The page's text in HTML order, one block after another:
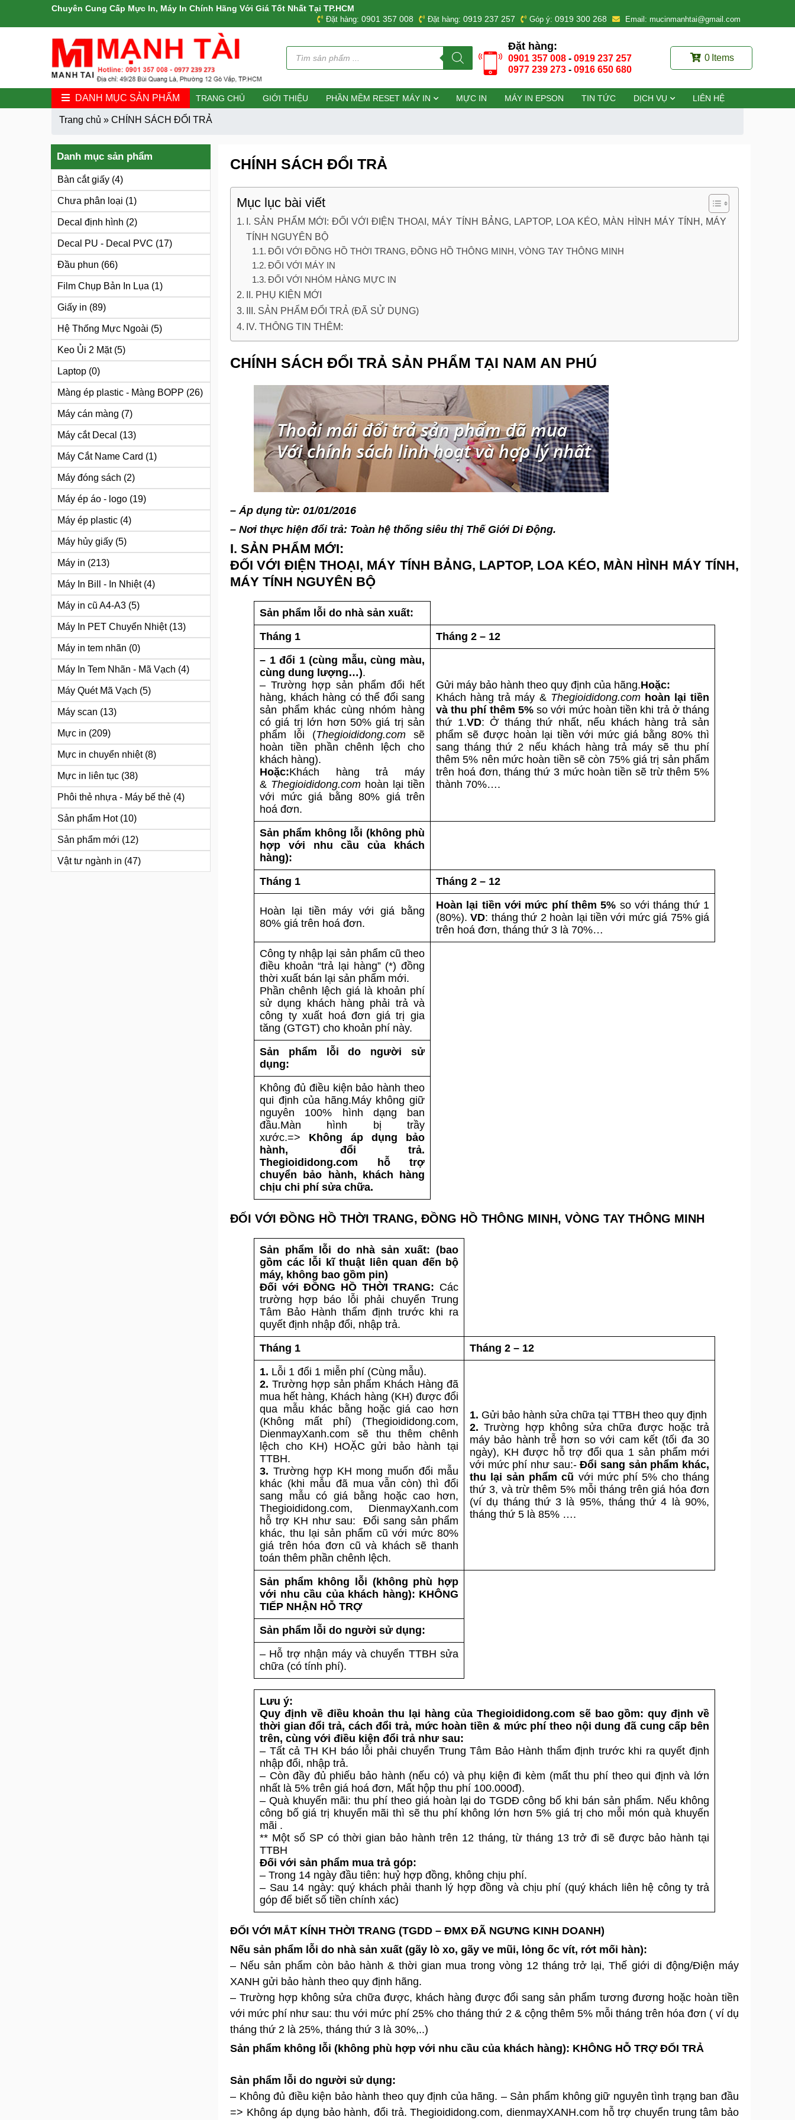
Chuyên Cung Cấp Mực In, Máy In Chính Hãng Với Giá Tốt Nhất Tại TP.HCM
Đặt hàng: 0901 357 008 Đặt hàng: 0919 237 257 Góp ý: 0919 300 268 Email: mucinmanhtai@gmail.com
Tìm
kiếm
sản
Đặt hàng:
0901 357 008- 0919 237 257
0977 239 273- 0916 650 680
0 Items
DANH MỤC SẢN PHẨM TRANG CHỦ GIỚI THIỆU PHẦN MỀM RESET MÁY IN MỰC IN MÁY IN EPSON TIN TỨC DỊCH VỤ LIÊN HỆ
Trang chủ » CHÍNH SÁCH ĐỔI TRẢ
Danh mục sản phẩm
Bàn cắt giấy (4)
Chưa phân loại (1)
Decal định hình (2)
Decal PU - Decal PVC (17)
Đầu phun (66)
Film Chụp Bản In Lụa (1)
Giấy in (89)
Hệ Thống Mực Ngoài (5)
Keo Ủi 2 Mặt (5)
Laptop (0)
Màng ép plastic - Màng BOPP (26)
Máy cán màng (7)
Máy cắt Decal (13)
Máy Cắt Name Card (1)
Máy đóng sách (2)
Máy ép áo - logo (19)
Máy ép plastic (4)
Máy hủy giấy (5)
Máy in (213)
Máy In Bill - In Nhiệt (4)
Máy in cũ A4-A3 (5)
Máy In PET Chuyển Nhiệt (13)
Máy in tem nhãn (0)
Máy In Tem Nhãn - Mã Vạch (4)
Máy Quét Mã Vạch (5)
Máy scan (13)
Mực in (209)
Mực in chuyển nhiệt (8)
Mực in liên tục (38)
Phôi thẻ nhựa - Máy bế thẻ (4)
Sản phẩm Hot (10)
Sản phẩm mới (12)
Vật tư ngành in (47)
CHÍNH SÁCH ĐỔI TRẢ
Mục lục bài viết
I. SẢN PHẨM MỚI: ĐỐI VỚI ĐIỆN THOẠI, MÁY TÍNH BẢNG, LAPTOP, LOA KÉO, MÀN HÌNH MÁY TÍNH, MÁY
TÍNH NGUYÊN BỘ
ĐỐI VỚI ĐỒNG HỒ THỜI TRANG, ĐỒNG HỒ THÔNG MINH, VÒNG TAY THÔNG MINH
ĐỐI VỚI MÁY IN
ĐỐI VỚI NHÓM HÀNG MỰC IN
II. PHỤ KIỆN MỚI
III. SẢN PHẨM ĐỔI TRẢ (ĐÃ SỬ DỤNG)
IV. THÔNG TIN THÊM:
CHÍNH SÁCH ĐỔI TRẢ SẢN PHẨM TẠI NAM AN PHÚ
– Áp dụng từ: 01/01/2016
– Nơi thực hiện đổi trả: Toàn hệ thống siêu thị Thế Giới Di Động.
I. SẢN PHẨM MỚI:
ĐỐI VỚI ĐIỆN THOẠI, MÁY TÍNH BẢNG, LAPTOP, LOA KÉO, MÀN HÌNH MÁY TÍNH,
MÁY TÍNH NGUYÊN BỘ
Sản phẩm lỗi do nhà sản xuất:
Tháng 1
Tháng 2 – 12
– 1 đổi 1 (cùng mẫu, cùng màu,
cùng dung lượng…).
– Trường hợp sản phẩm đổi hết
hàng, khách hàng có thể đổi sang
sản phẩm khác cùng nhóm hàng
có giá trị lớn hơn 50% giá trị sản
phẩm lỗi (Thegioididong.com sẽ
hoàn tiền phần chênh lệch cho
khách hàng).
Hoặc:Khách hàng trả máy
& Thegioididong.com hoàn lại tiền
với mức giá bằng 80% giá trên
hoá đơn.
Gửi máy bảo hành theo quy định của hãng.Hoặc:
Khách hàng trả máy &Thegioididong.com hoàn lại tiền
và thu phí thêm 5%so với mức hoàn tiền khi trả ở tháng
thứ 1.VD: Ở tháng thứ nhất, nếu khách hàng trả sản
phẩm sẽ được hoàn lại tiền với mức giá bằng 80% thì
sang tháng thứ 2 nếu khách hàng trả máy sẽ thu phí
thêm 5% nên mức hoàn tiền sẽ còn 75% giá trị sản phẩm
trên hoá đơn, tháng thứ 3 mức hoàn tiền sẽ trừ thêm 5%
thành 70%….
Sản phẩm không lỗi (không phù
hợp với nhu cầu của khách
hàng):
Tháng 1
Tháng 2 – 12
Hoàn lại tiền máy với giá bằng
80% giá trên hoá đơn.
Hoàn lại tiền với mức phí thêm 5% so với tháng thứ 1
(80%).VD: tháng thứ 2 hoàn lại tiền với mức giá 75% giá
trên hoá đơn, tháng thứ 3 là 70%…
Công ty nhập lại sản phẩm cũ theo
điều khoản “trả lại hàng” (*) đồng
thời xuất bán lại sản phẩm mới.
Phần chênh lệch giá là khoản phí
sử dụng khách hàng phải trả và
công ty xuất hoá đơn giá trị gia
tăng (GTGT) cho khoản phí này.
Sản phẩm lỗi do người sử
dụng:
Không đủ điều kiện bảo hành theo
qui định của hãng.Máy không giữ
nguyên 100% hình dạng ban
đầu.Màn hình bị trầy
xước.=> Không áp dụng bảo
hành, đổi trả.
Thegioididong.com hỗ trợ
chuyển bảo hành, khách hàng
chịu chi phí sửa chữa.
ĐỐI VỚI ĐỒNG HỒ THỜI TRANG, ĐỒNG HỒ THÔNG MINH, VÒNG TAY THÔNG MINH
Sản phẩm lỗi do nhà sản xuất: (bao
gồm các lỗi kĩ thuật liên quan đến bộ
máy, không bao gồm pin)
Đối với ĐỒNG HỒ THỜI TRANG: Các
trường hợp báo lỗi phải chuyển Trung
Tâm Bảo Hành thẩm định trước khi ra
quyết định nhập đổi, nhập trả.
Tháng 1
Tháng 2 – 12
1. Lỗi 1 đổi 1 miễn phí (Cùng mẫu).
2. Trường hợp sản phẩm Khách Hàng đã
mua hết hàng, Khách hàng (KH) được đổi
qua mẫu khác bằng hoặc giá cao hơn
(Không mất phí) (Thegioididong.com,
DienmayXanh.com sẽ thu thêm chênh
lệch cho KH) HOẶC gửi bảo hành tại
TTBH.
3. Trường hợp KH mong muốn đổi mẫu
khác (khi mẫu đã mua vẫn còn) thì đổi
sang mẫu có giá bằng hoặc cao hơn,
Thegioididong.com, DienmayXanh.com
hỗ trợ KH như sau: Đổi sang sản phẩm
khác, thu lại sản phẩm cũ với mức 80%
giá trên hóa đơn cũ và khách sẽ thanh
toán thêm phần chênh lệch.
1. Gửi bảo hành sửa chữa tại TTBH theo quy định
2. Trường hợp không sửa chữa được hoặc trả
máy bảo hành trễ hơn so với cam kết (tối đa 30
ngày), KH được hỗ trợ đổi qua 1 sản phẩm mới
với mức phí như sau:-Đổi sang sản phẩm khác,
thu lại sản phẩm cũ với mức phí 5% cho tháng
thứ 3, và trừ thêm 5% mỗi tháng trên giá hóa đơn
(ví dụ tháng thứ 3 là 95%, tháng thứ 4 là 90%,
tháng thứ 5 là 85% ….
Sản phẩm không lỗi (không phù hợp
với nhu cầu của khách hàng): KHÔNG
TIẾP NHẬN HỖ TRỢ
Sản phẩm lỗi do người sử dụng:
– Hỗ trợ nhận máy và chuyển TTBH sửa
chữa (có tính phí).
Lưu ý:
Quy định về điều khoản thu lại hàng của Thegioididong.com sẽ bao gồm: quy định về
thời gian đổi trả, cách đổi trả, mức hoàn tiền & mức phí theo nội dung đã cung cấp bên
trên, cùng với điều kiện đổi trả như sau:
– Tất cả TH KH báo lỗi phải chuyển Trung Tâm Bảo Hành thẩm định trước khi ra quyết định
nhập đổi, nhập trả.
– Còn đầy đủ phiếu bảo hành (nếu có) và phụ kiện đi kèm (mất thu phí theo qui định và lớn
nhất là 5% trên giá hoá đơn, Mất hộp thu phí 100.000đ).
– Quà khuyến mãi: thu phí theo giá hoàn lại do TGDĐ công bố khi bán sản phẩm. Nếu không
công bố giá trị khuyến mãi thì sẽ thu phí không lớn hơn 5% giá trị cho mỗi món quà khuyến
mãi .
** Một số SP có thời gian bảo hành trên 12 tháng, từ tháng 13 trở đi sẽ được bảo hành tại
TTBH
Đối với sản phẩm mua trả góp:
– Trong 14 ngày đầu tiên: huỷ hợp đồng, không chịu phí.
– Sau 14 ngày: quý khách phải thanh lý hợp đồng và chịu phí (quý khách liên hệ công ty trả
góp để biết số tiền chính xác)
ĐỐI VỚI MẮT KÍNH THỜI TRANG (TGDD – ĐMX ĐÃ NGƯNG KINH DOANH)
Nếu sản phẩm lỗi do nhà sản xuất (gãy lò xo, gãy ve mũi, lỏng ốc vít, rớt mối hàn):
– Nếu sản phẩm còn bảo hành & thời gian mua trong vòng 12 tháng trở lại, Thế giới di động/Điện máy
XANH gửi bảo hành theo quy định hãng.
– Trường hợp không sửa chữa được, khách hàng được đổi sang sản phẩm tương đương hoặc hoàn tiền
với mức phí như sau: thu với mức phí 25% cho tháng thứ 2 & cộng thêm 5% mỗi tháng trên hóa đơn ( ví dụ
tháng thứ 2 là 25%, tháng thứ 3 là 30%,..)
Sản phẩm không lỗi (không phù hợp với nhu cầu của khách hàng): KHÔNG HỖ TRỢ ĐỔI TRẢ
Sản phẩm lỗi do người sử dụng:
– Không đủ điều kiện bảo hành theo quy định của hãng. – Sản phẩm không giữ nguyên tình trạng ban đầu
=> Không áp dụng bảo hành, đổi trả. Thegioididong.com, dienmayXANH.com hỗ trợ chuyển trung tâm bảo